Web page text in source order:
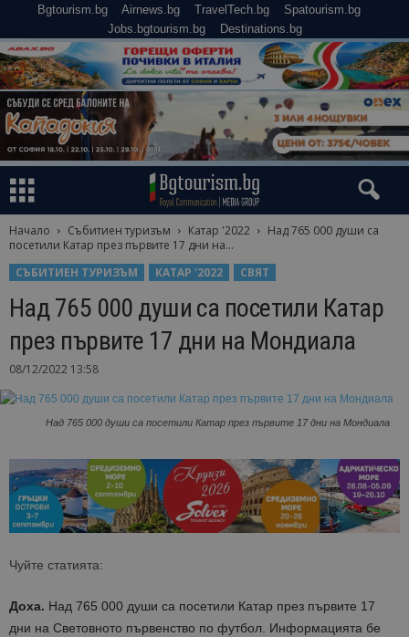
Bgtourism.bg Airnews.bg TravelTech.bg
Spatourism.bg
Jobs.bgtourism.bg
Destinations.bg
Начало Събитиен туризъм Катар '2022
Над 765 000 души са
посетили Катар през първите 17 дни на...
СЪБИТИЕН ТУРИЗЪМ
КАТАР '2022 СВЯТ
Над 765 000 души са посетили Катар
през първите 17 дни на Мондиала
08/12/2022 13:58
Над 765 000 души са посетили Катар през първите 17 дни на Мондиала
Чуйте статията:
Доха. Над 765 000 души са посетили Катар през първите 17
дни на Световното първенство по футбол. Информацията бе